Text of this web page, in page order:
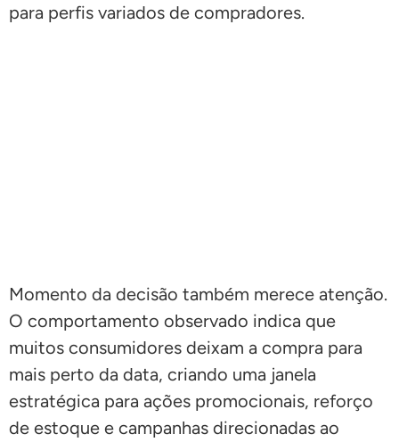
para perfis variados de compradores.
Momento da decisão também merece atenção.
O comportamento observado indica que
muitos consumidores deixam a compra para
mais perto da data, criando uma janela
estratégica para ações promocionais, reforço
de estoque e campanhas direcionadas ao